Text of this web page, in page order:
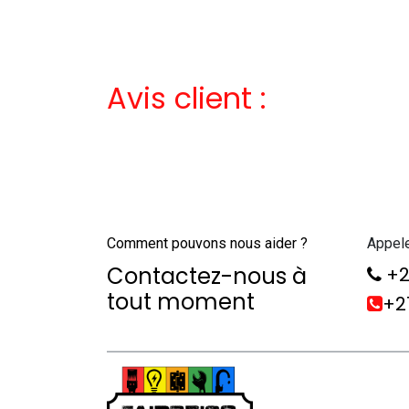
Avis client :
Comment pouvons nous aider ?
Contactez-nous à
tout moment